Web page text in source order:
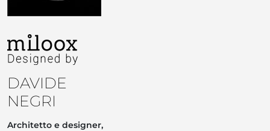
DAVIDE
NEGRI
Architetto e designer,